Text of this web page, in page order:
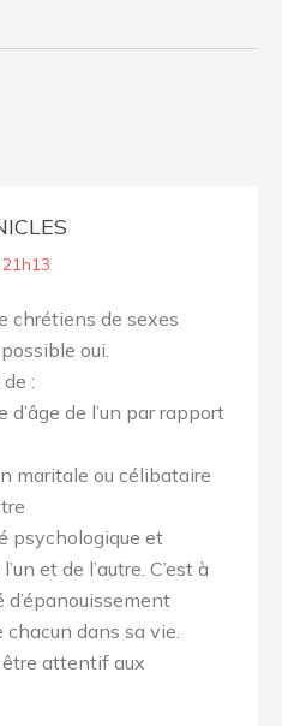
chrétiens de sexes
oui.
:
d’âge de l’un par rapport
maritale ou célibataire
psychologique et
et de l’autre. C’est à
d’épanouissement
chacun dans sa vie.
attentif aux